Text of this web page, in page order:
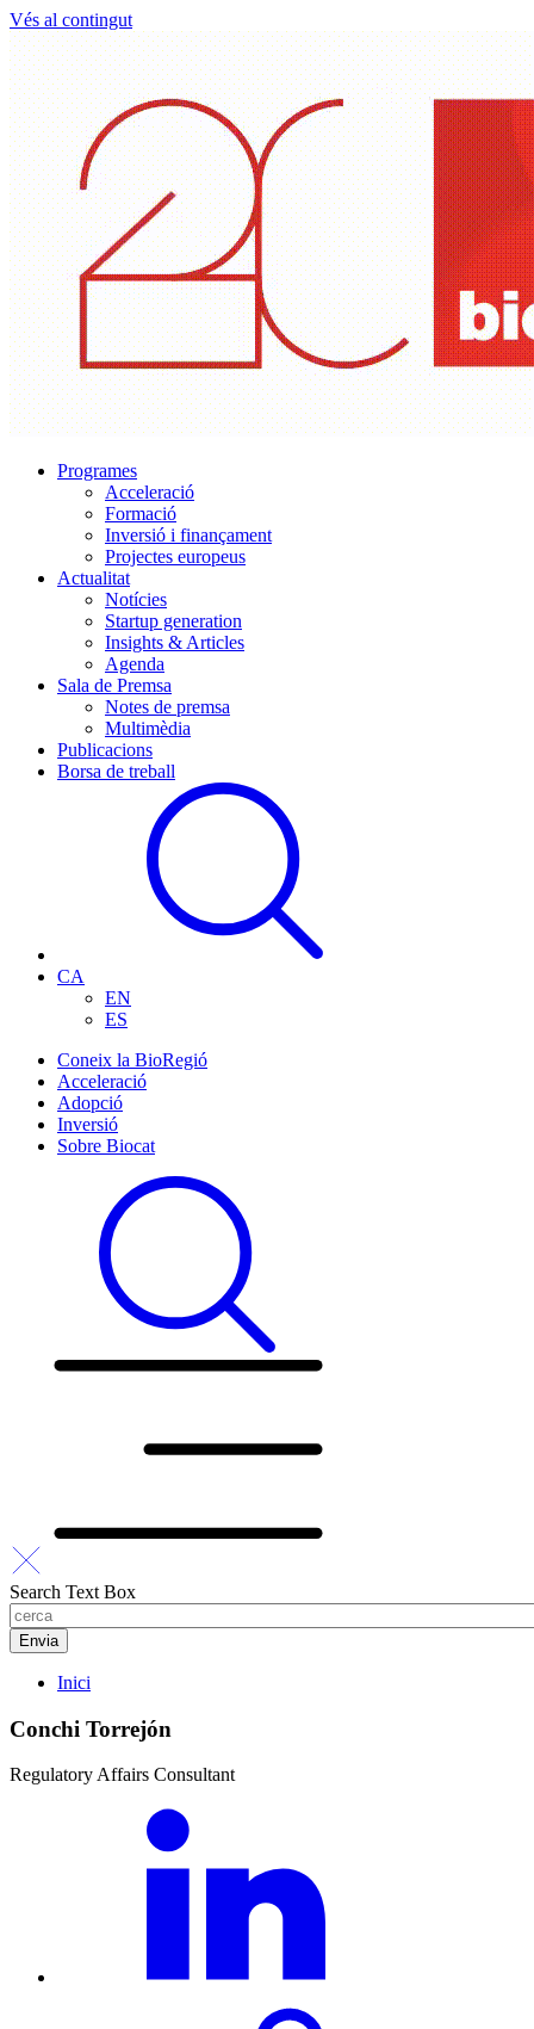
Vés al contingut
Programes
Acceleració
Formació
Inversió i finançament
Projectes europeus
Actualitat
Notícies
Startup generation
Insights & Articles
Agenda
Sala de Premsa
Notes de premsa
Multimèdia
Publicacions
Borsa de treball
CA
EN
ES
Coneix la BioRegió
Acceleració
Adopció
Inversió
Sobre Biocat
Search Text Box
Inici
Conchi Torrejón
Regulatory Affairs Consultant